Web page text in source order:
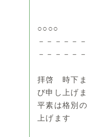
株式
取
○○○○
－－－－－
－－－－－
就任
拝啓 時下ま
び申し上げ
平素は格別
上げます